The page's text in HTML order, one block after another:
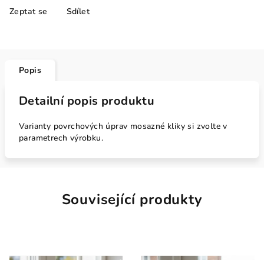
Zeptat se Sdílet
Popis
Detailní popis produktu
Varianty povrchových úprav mosazné kliky si zvolte v
parametrech výrobku.
Související produkty